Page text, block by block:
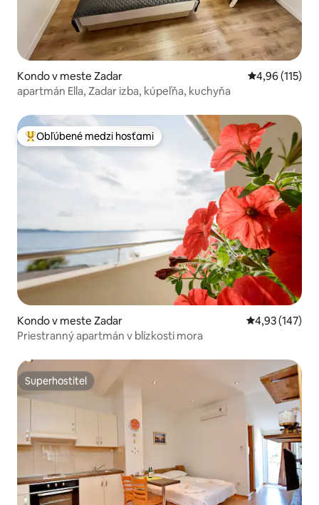
Kondo v meste Zadar Priemerné
4,96 (115)
apartmán Ella, Zadar izba, kúpeľňa, kuchyňa
Najobľúbenejšie medzi hosťami
Obľúbené medzi hosťami
Kondo v meste Zadar Priemerné
4,93 (147)
Priestranný apartmán v blízkosti mora
Superhostiteľ
Superhostiteľ